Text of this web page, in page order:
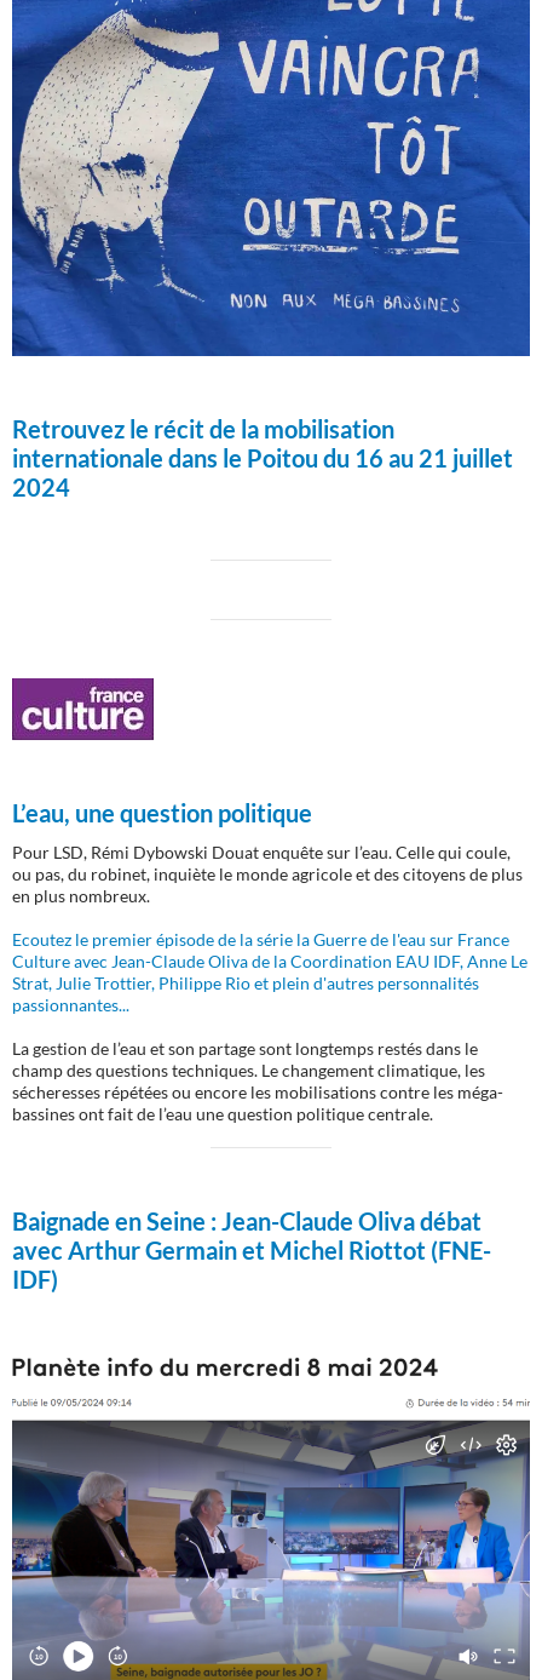
Retrouvez le récit de la mobilisation
internationale dans le Poitou du 16 au 21 juillet
2024
L’eau, une question politique
Pour LSD, Rémi Dybowski Douat enquête sur l’eau. Celle qui coule,
ou pas, du robinet, inquiète le monde agricole et des citoyens de plus
en plus nombreux.
Ecoutez le premier épisode de la série la Guerre de l'eau sur France
Culture avec Jean-Claude Oliva de la Coordination EAU IDF, Anne Le
Strat, Julie Trottier, Philippe Rio et plein d'autres personnalités
passionnantes...
La gestion de l’eau et son partage sont longtemps restés dans le
champ des questions techniques. Le changement climatique, les
sécheresses répétées ou encore les mobilisations contre les méga-
bassines ont fait de l’eau une question politique centrale.
Baignade en Seine :Jean-Claude Oliva débat
avec Arthur Germain et Michel Riottot (FNE-
IDF)